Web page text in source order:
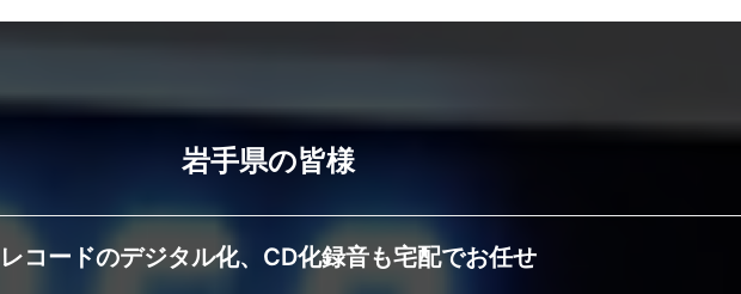
岩手県の皆様
レコードのデジタル化、CD化録音も宅配でお任せ